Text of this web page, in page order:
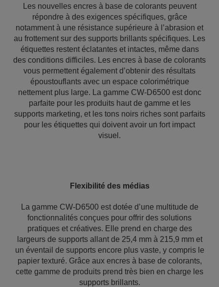
Les nouvelles encres à base de colorants peuvent
répondre à des exigences spécifiques, grâce
notamment à une résistance supérieure à l’abrasion et
au frottement sur des supports brillants spécifiques. Les
étiquettes restent éclatantes et intactes, même dans
des conditions difficiles. Les encres à base de colorants
vous permettent également d’obtenir des résultats
époustouflants avec un espace colorimétrique
nettement plus large. La gamme CW-D6500 est donc
parfaite pour les produits haut de gamme et les
supports marketing, et les tons noirs riches sont parfaits
pour les étiquettes qui doivent avoir un fort impact
visuel.
Flexibilité des médias
La gamme CW-D6500 est dotée d’une multitude de
fonctionnalités conçues pour offrir des solutions
pratiques et créatives. Elle prend en charge des
largeurs de supports allant de 25,4 mm à 215,9 mm et
un éventail de supports encore plus vaste, y compris le
papier texturé. Grâce aux encres à base de colorants,
cette gamme de produits prend très bien en charge les
supports brillants.